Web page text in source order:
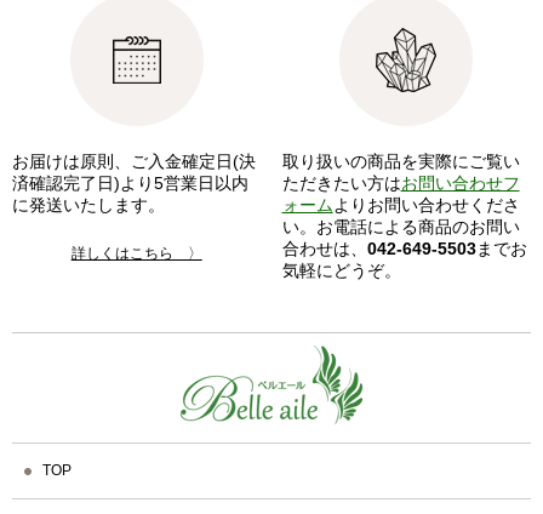
お届けは原則、ご入金確定日(決
済確認完了日)より5営業日以内
に発送いたします。
詳しくはこちら 〉
取り扱いの商品を実際にご覧い
ただきたい方はお問い合わせフ
ォームよりお問い合わせくださ
い。お電話による商品のお問い
合わせは、 042-649-5503までお
気軽にどうぞ。
TOP